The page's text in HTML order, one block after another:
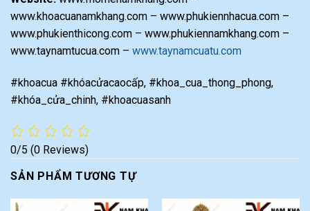
www.khoacuanamkhang.com – www.phukiennhacua.com –
www.phukienthicong.com – www.phukiennamkhang.com –
www.taynamtucua.com – www.taynamcuatu.com
#khoacua #khóacửacaocấp, #khoa_cua_thong_phong,
#khóa_cửa_chinh, #khoacuasanh
0/5 (0 Reviews)
SẢN PHẨM TƯƠNG TỰ